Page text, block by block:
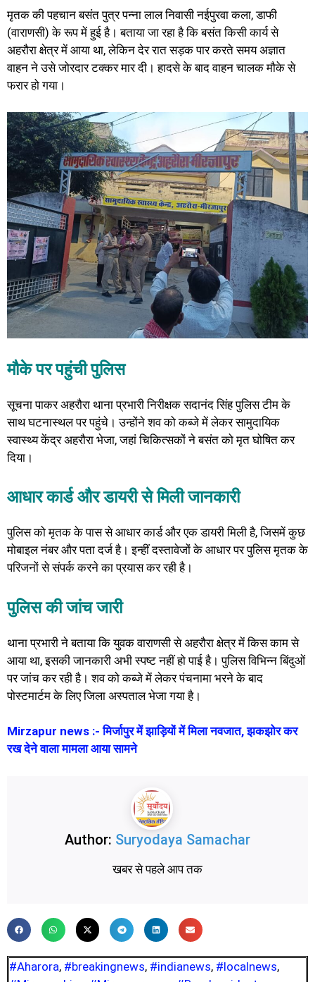
मृतक की पहचान बसंत पुत्र पन्ना लाल निवासी नईपुरवा कला, डाफी
(वाराणसी) के रूप में हुई है। बताया जा रहा है कि बसंत किसी कार्य से
अहरौरा क्षेत्र में आया था, लेकिन देर रात सड़क पार करते समय अज्ञात
वाहन ने उसे जोरदार टक्कर मार दी। हादसे के बाद वाहन चालक मौके से
फरार हो गया।
मौके पर पहुंची पुलिस
सूचना पाकर अहरौरा थाना प्रभारी निरीक्षक सदानंद सिंह पुलिस टीम के
साथ घटनास्थल पर पहुंचे। उन्होंने शव को कब्जे में लेकर सामुदायिक
स्वास्थ्य केंद्र अहरौरा भेजा, जहां चिकित्सकों ने बसंत को मृत घोषित कर
दिया।
आधार कार्ड और डायरी से मिली जानकारी
पुलिस को मृतक के पास से आधार कार्ड और एक डायरी मिली है, जिसमें कुछ
मोबाइल नंबर और पता दर्ज है। इन्हीं दस्तावेजों के आधार पर पुलिस मृतक के
परिजनों से संपर्क करने का प्रयास कर रही है।
पुलिस की जांच जारी
थाना प्रभारी ने बताया कि युवक वाराणसी से अहरौरा क्षेत्र में किस काम से
आया था, इसकी जानकारी अभी स्पष्ट नहीं हो पाई है। पुलिस विभिन्न बिंदुओं
पर जांच कर रही है। शव को कब्जे में लेकर पंचनामा भरने के बाद
पोस्टमार्टम के लिए जिला अस्पताल भेजा गया है।
Mirzapur news :- मिर्जापुर में झाड़ियों में मिला नवजात, झकझोर कर
रख देने वाला मामला आया सामने
Author: Suryodaya Samachar
खबर से पहले आप तक
#Aharora, #breakingnews, #indianews, #localnews,